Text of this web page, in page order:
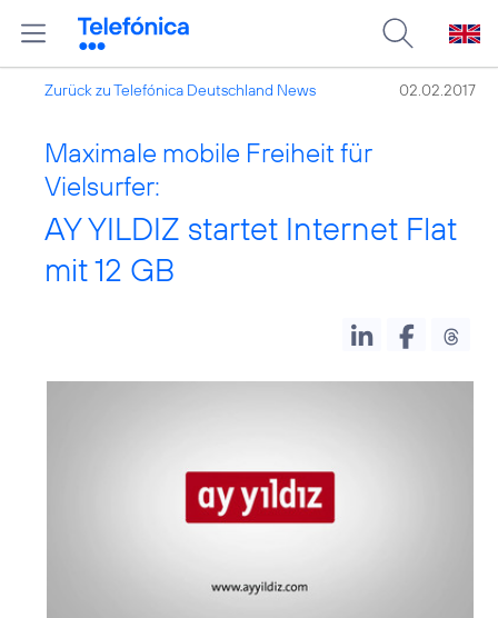
Zurück zu Telefónica Deutschland News 02.02.2017
Maximale mobile Freiheit für
Vielsurfer:
AY YILDIZ startet Internet Flat
mit 12 GB